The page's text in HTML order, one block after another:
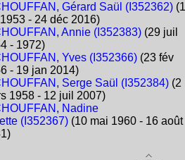
Gérard Saül (I352362)
- 24 déc 2016)
Annie (I352383)(29 juil
- 1972)
Yves (I352366)(23 fév
- 19 jan 2014)
Serge Saül (I352384)(2
1958 - 12 juil 2007)
Nadine
(I352367)(10 mai 1960 - 16 août